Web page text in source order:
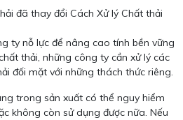
đã thay đổi Cách Xử lý Chất thải
ty nỗ lực để nâng cao tính bền vững
thải, những công ty cần xử lý các
đối mặt với những thách thức riêng.
trong sản xuất có thể nguy hiểm
không còn sử dụng được nữa. Nếu